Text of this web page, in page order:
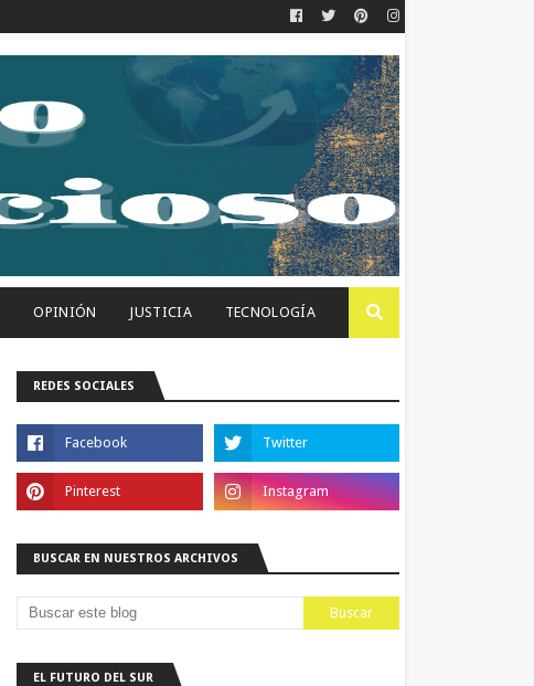
OPINIÓN JUSTICIA TECNOLOGÍA
REDES SOCIALES
BUSCAR EN NUESTROS ARCHIVOS
EL FUTURO DEL SUR